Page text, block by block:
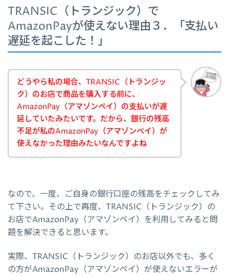
TRANSIC（トランジック）で
AmazonPayが使えない理由３．「支払い
遅延を起こした！」
どうやら私の場合、TRANSIC（トランジッ
ク）のお店で商品を購入する前に、
AmazonPay（アマゾンペイ）の支払いが遅
延していたみたいです。だから、銀行の残高
不足が私のAmazonPay（アマゾンペイ）が
使えなかった理由みたいなんですよね
なので、一度、ご自身の銀行口座の残高をチェックしてみ
て下さい。その上で再度、TRANSIC（トランジック）の
お店でAmazonPay（アマゾンペイ）を利用してみると問
題を解決できると思います。
実際、TRANSIC（トランジック）のお店以外でも、多く
の方がAmazonPay（アマゾンペイ）が使えないエラーが